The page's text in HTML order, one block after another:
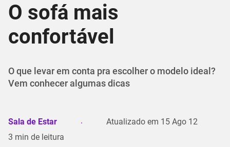
O sofá mais
confortável
O que levar em conta pra escolher o modelo ideal?
Vem conhecer algumas dicas
Sala de Estar Atualizado em 15 Ago 12
3 min de leitura